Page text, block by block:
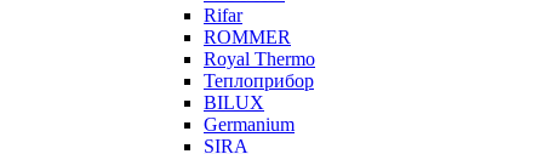
Rifar
ROMMER
Royal Thermo
Теплоприбор
BILUX
Germanium
SIRA